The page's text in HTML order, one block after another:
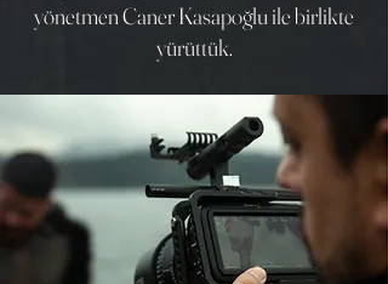
yönetmen Caner Kasapoğlu ile birlikte
yürüttük.